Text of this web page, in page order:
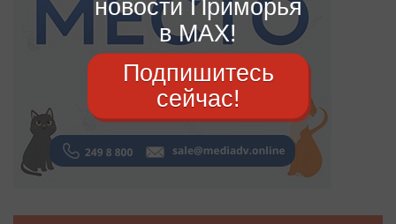
новости Приморья
в MAX!
Подпишитесь
сейчас!